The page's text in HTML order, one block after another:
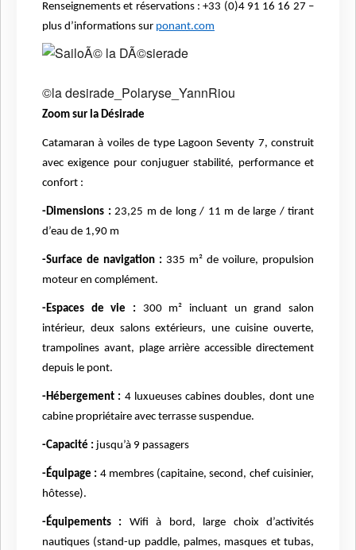
Renseignements et réservations : +33 (0)4 91 16 16 27 –
plus d’informations sur ponant.com
©la desirade_Polaryse_YannRiou
Zoom sur la Désirade
Catamaran à voiles de type Lagoon Seventy 7, construit
avec exigence pour conjuguer stabilité, performance et
confort :
-Dimensions : 23,25 m de long / 11 m de large / tirant
d’eau de 1,90 m
-Surface de navigation : 335 m² de voilure, propulsion
moteur en complément.
-Espaces de vie : 300 m² incluant un grand salon
intérieur, deux salons extérieurs, une cuisine ouverte,
trampolines avant, plage arrière accessible directement
depuis le pont.
-Hébergement : 4 luxueuses cabines doubles, dont une
cabine propriétaire avec terrasse suspendue.
-Capacité : jusqu’à 9 passagers
-Équipage : 4 membres (capitaine, second, chef cuisinier,
hôtesse).
-Équipements : Wifi à bord, large choix d’activités
nautiques (stand-up paddle, palmes, masques et tubas,